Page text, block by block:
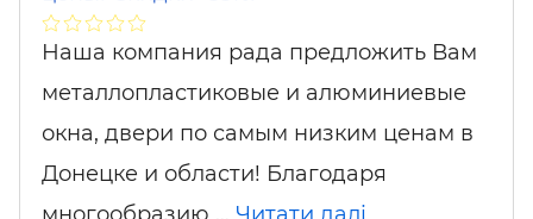
Наша компания рада предложить Вам
металлопластиковые и алюминиевые
окна, двери по самым низким ценам в
Донецке и области! Благодаря
многообразию … Читати далі